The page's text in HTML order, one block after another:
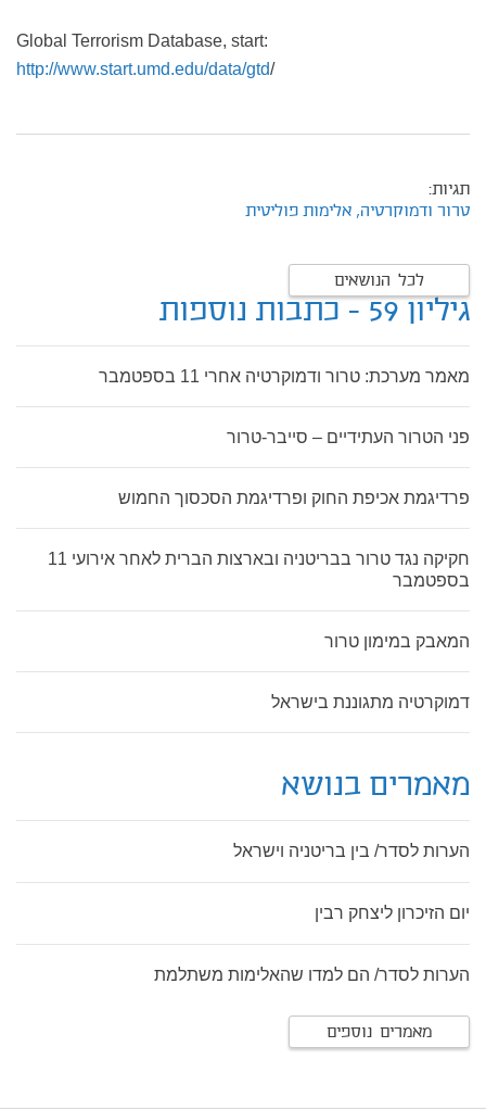
Global Terrorism Database, start:
http://www.start.umd.edu/data/gtd/
תגיות:
טרור ודמוקרטיה, אלימות פוליטית
לכל הנושאים
גיליון 59 - כתבות נוספות
מאמר מערכת: טרור ודמוקרטיה אחרי 11 בספטמבר
פני הטרור העתידיים – סייבר-טרור
פרדיגמת אכיפת החוק ופרדיגמת הסכסוך החמוש
חקיקה נגד טרור בבריטניה ובארצות הברית לאחר אירועי 11
בספטמבר
המאבק במימון טרור
דמוקרטיה מתגוננת בישראל
מאמרים בנושא
הערות לסדר/ בין בריטניה וישראל
יום הזיכרון ליצחק רבין
הערות לסדר/ הם למדו שהאלימות משתלמת
מאמרים נוספים